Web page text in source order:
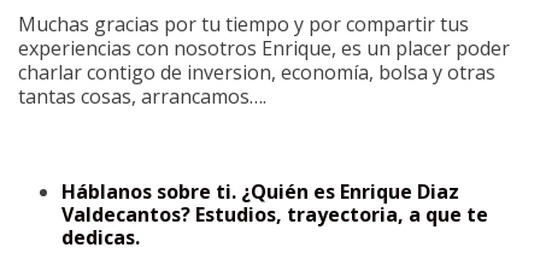
Muchas gracias por tu tiempo y por compartir tus
experiencias con nosotros Enrique, es un placer poder
charlar contigo de inversion, economía, bolsa y otras
tantas cosas, arrancamos….
Háblanos sobre ti. ¿Quién es Enrique Diaz
Valdecantos? Estudios, trayectoria, a que te
dedicas.